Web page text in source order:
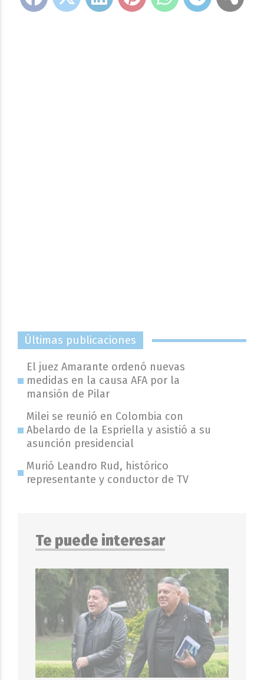
Últimas publicaciones
El juez Amarante ordenó nuevas
medidas en la causa AFA por la
mansión de Pilar
Milei se reunió en Colombia con
Abelardo de la Espriella y asistió a su
asunción presidencial
Murió Leandro Rud, histórico
representante y conductor de TV
Te puede interesar